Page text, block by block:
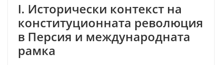
I. Исторически контекст на
конституционната революция
в Персия и международната
рамка